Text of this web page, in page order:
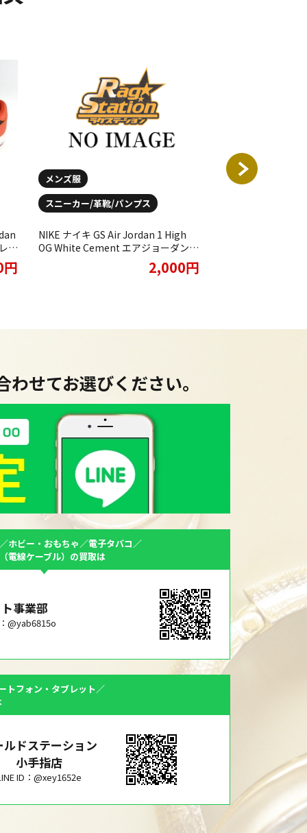
ン
メンズ服
スニーカー/革靴/パンプス
NIKE ナイキ GS Air Jordan 1 High
OG White Cement エアジョーダン1
ハイ スニーカー ホワイトをお買取り
2,000円
スニーカー/革靴/
せてお選びください。
ホビー・おもちゃ／電子タバコ／
電線ケーブル）の買取は
事業部
@yab6815o
トフォン・タブレット／
ルドステーション
小手指店
ID：@xey1652e